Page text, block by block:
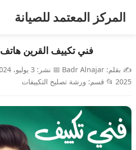
المركز المعتمد للصيانة
فني تكييف القرين هاتف 66858079
✍️ بقلم: Badr Alnajar
📅 نشر: 3 يوليو، 2024
2025
📂 قسم: ورشة تصليح التكييفات